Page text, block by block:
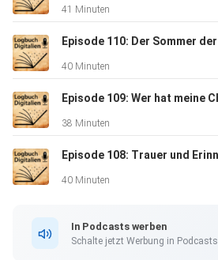
41 Minuten
40 Minuten
38 Minuten
40 Minuten
In Podcasts werben
Schalte jetzt Werbung in Podcasts.